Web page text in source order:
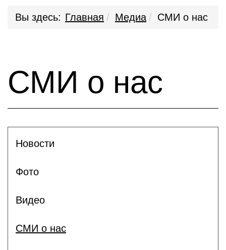
Вы здесь: Главная Медиа СМИ о нас
СМИ о нас
Новости
Фото
Видео
СМИ о нас